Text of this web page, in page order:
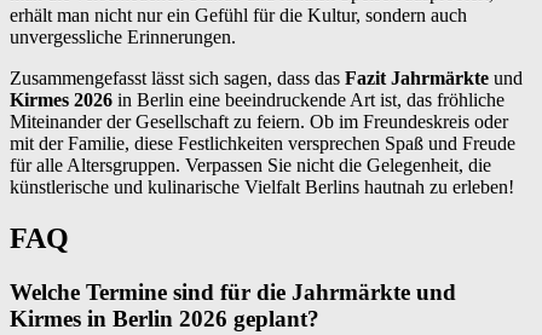
erhält man nicht nur ein Gefühl für die Kultur, sondern auch
unvergessliche Erinnerungen.
Zusammengefasst lässt sich sagen, dass das Fazit Jahrmärkte und
Kirmes 2026 in Berlin eine beeindruckende Art ist, das fröhliche
Miteinander der Gesellschaft zu feiern. Ob im Freundeskreis oder
mit der Familie, diese Festlichkeiten versprechen Spaß und Freude
für alle Altersgruppen. Verpassen Sie nicht die Gelegenheit, die
künstlerische und kulinarische Vielfalt Berlins hautnah zu erleben!
FAQ
Welche Termine sind für die Jahrmärkte und
Kirmes in Berlin 2026 geplant?